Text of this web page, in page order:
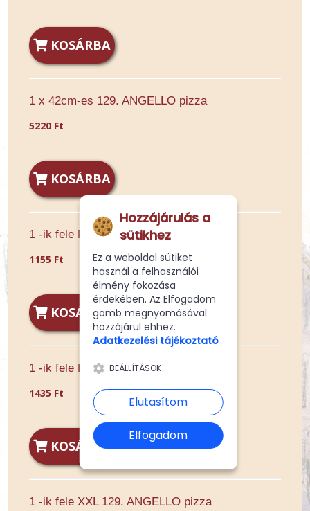
KOSÁRBA
1 x 42cm-es 129. ANGELLO pizza
5220 Ft
KOSÁRBA
1 -ik fele Normál 129. ANGELLO pizza
1155 Ft
KOSÁRBA
1 -ik fele Extra 129. ANGELLO pizza
1435 Ft
KOSÁRBA
1 -ik fele XXL 129. ANGELLO pizza
Hozzájárulás a
sütikhez
Ez a weboldal sütiket
használ a felhasználói
élmény fokozása
érdekében. Az Elfogadom
gomb megnyomásával
hozzájárul ehhez.
Adatkezelési tájékoztató
BEÁLLÍTÁSOK
Elutasítom
Elfogadom